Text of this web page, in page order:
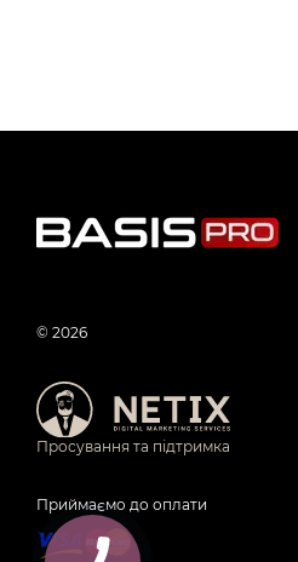
© 2026
Просування та підтримка
Приймаємо до оплати